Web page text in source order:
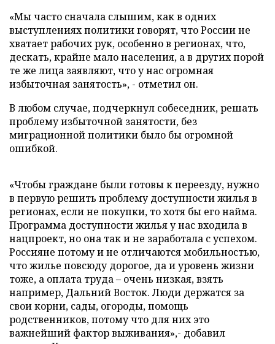
«Мы часто сначала слышим, как в одних
выступлениях политики говорят, что России не
хватает рабочих рук, особенно в регионах, что,
дескать, крайне мало населения, а в других порой
те же лица заявляют, что у нас огромная
избыточная занятость», - отметил он.
В любом случае, подчеркнул собеседник, решать
проблему избыточной занятости, без
миграционной политики было бы огромной
ошибкой.
«Чтобы граждане были готовы к переезду, нужно
в первую решить проблему доступности жилья в
регионах, если не покупки, то хотя бы его найма.
Программа доступности жилья у нас входила в
нацпроект, но она так и не заработала с успехом.
Россияне потому и не отличаются мобильностью,
что жилье повсюду дорогое, да и уровень жизни
тоже, а оплата труда – очень низкая, взять
например, Дальний Восток. Люди держатся за
свои корни, сады, огороды, помощь
родственников, потому что для них это
важнейший фактор выживания»,- добавил